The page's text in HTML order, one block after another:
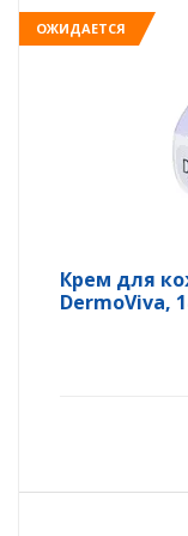
ОЖИДАЕТСЯ
Крем для
DermoViva,